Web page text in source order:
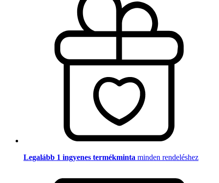
Legalább 1 ingyenes termékminta minden rendeléshez